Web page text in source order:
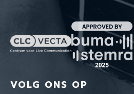
VOLG ONS OP